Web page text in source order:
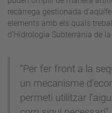
recàrrega gestionada
elements amb els quals
d’Hidrologia Subterrània de la
“Per fer front a la
un mecanisme
permeti utilitzar